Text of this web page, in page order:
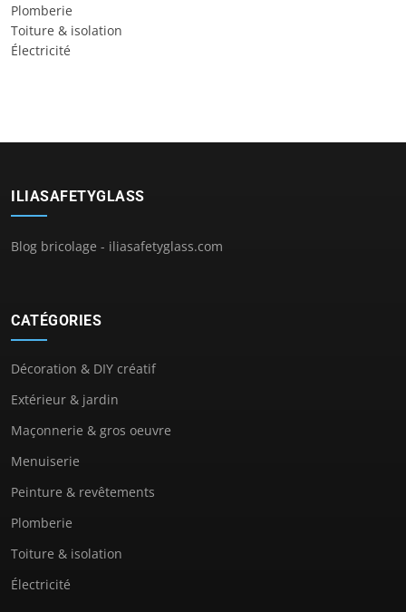
Plomberie
Toiture & isolation
Électricité
ILIASAFETYGLASS
Blog bricolage - iliasafetyglass.com
CATÉGORIES
Décoration & DIY créatif
Extérieur & jardin
Maçonnerie & gros oeuvre
Menuiserie
Peinture & revêtements
Plomberie
Toiture & isolation
Électricité